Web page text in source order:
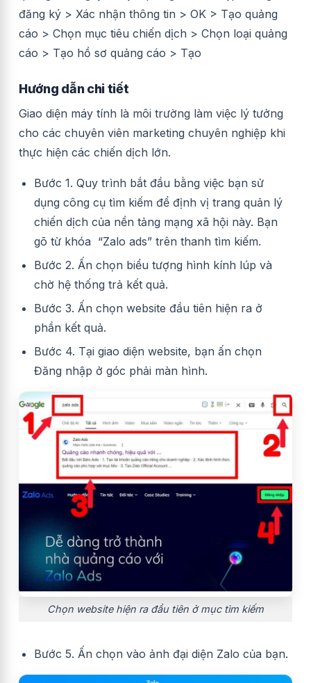
đăng ký > Xác nhận thông tin > OK > Tạo quảng
cáo > Chọn mục tiêu chiến dịch > Chọn loại quảng
cáo > Tạo hồ sơ quảng cáo > Tạo
Hướng dẫn chi tiết
Giao diện máy tính là môi trường làm việc lý tưởng
cho các chuyên viên marketing chuyên nghiệp khi
thực hiện các chiến dịch lớn.
Bước 1. Quy trình bắt đầu bằng việc bạn sử
dụng công cụ tìm kiếm để định vị trang quản lý
chiến dịch của nền tảng mạng xã hội này. Bạn
gõ từ khóa “Zalo ads” trên thanh tìm kiếm.
Bước 2. Ấn chọn biểu tượng hình kính lúp và
chờ hệ thống trả kết quả.
Bước 3. Ấn chọn website đầu tiên hiện ra ở
phần kết quả.
Bước 4. Tại giao diện website, bạn ấn chọn
Đăng nhập ở góc phải màn hình.
Chọn website hiện ra đầu tiên ở mục tìm kiếm
Bước 5. Ấn chọn vào ảnh đại diện Zalo của bạn.